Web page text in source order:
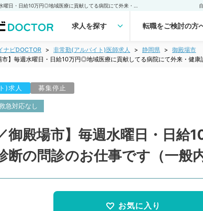
求人を探す 転職をご検討の方
ナビDOCTOR 非常勤(アルバイト)医師求人 静岡県
御殿場市
市】毎週水曜日・日給10万円◎地域医療に貢献してる病院にて外来・健康
)求人 募集停止
急対応なし
御殿場市】毎週水曜日・日
断の問診のお仕事です（一般
お気に入り